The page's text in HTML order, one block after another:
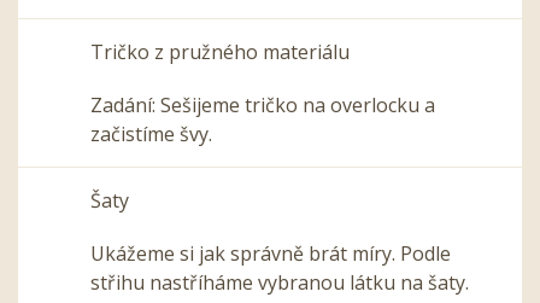
Tričko z pružného materiálu
Zadání: Sešijeme tričko na overlocku a
začistíme švy.
Šaty
Ukážeme si jak správně brát míry. Podle
střihu nastříháme vybranou látku na šaty.